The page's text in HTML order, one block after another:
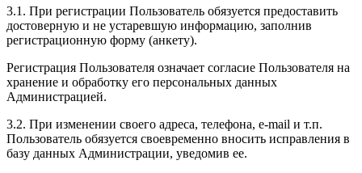
3.1. При регистрации Пользователь обязуется предоставить
достоверную и не устаревшую информацию, заполнив
регистрационную форму (анкету).
Регистрация Пользователя означает согласие Пользователя на
хранение и обработку его персональных данных
Администрацией.
3.2. При изменении своего адреса, телефона, e-mail и т.п.
Пользователь обязуется своевременно вносить исправления в
базу данных Администрации, уведомив ее.